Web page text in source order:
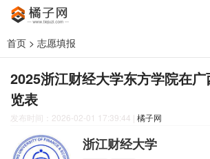
首页 > 志愿填报
2025浙江财经大学东方学院在
览表
发布时间：2026-02-01 17:39:44 | 橘子网
浙江财经大学